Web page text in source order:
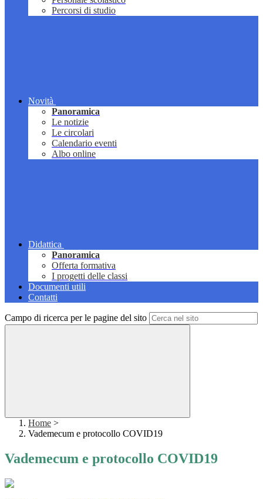
Percorsi di studio
Novità
Panoramica
Le notizie
Le circolari
Calendario eventi
Albo online
Didattica
Panoramica
Offerta formativa
I progetti delle classi
Documenti utili
Contatti
Campo di ricerca per le pagine del sito
Home >
Vademecum e protocollo COVID19
Vademecum e protocollo COVID19